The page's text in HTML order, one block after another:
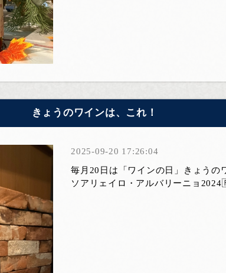
きょうのワインは、これ！
2025-09-20 17:26:04
毎月20日は「ワインの日」きょうの
ソアリェイロ・アルバリーニョ